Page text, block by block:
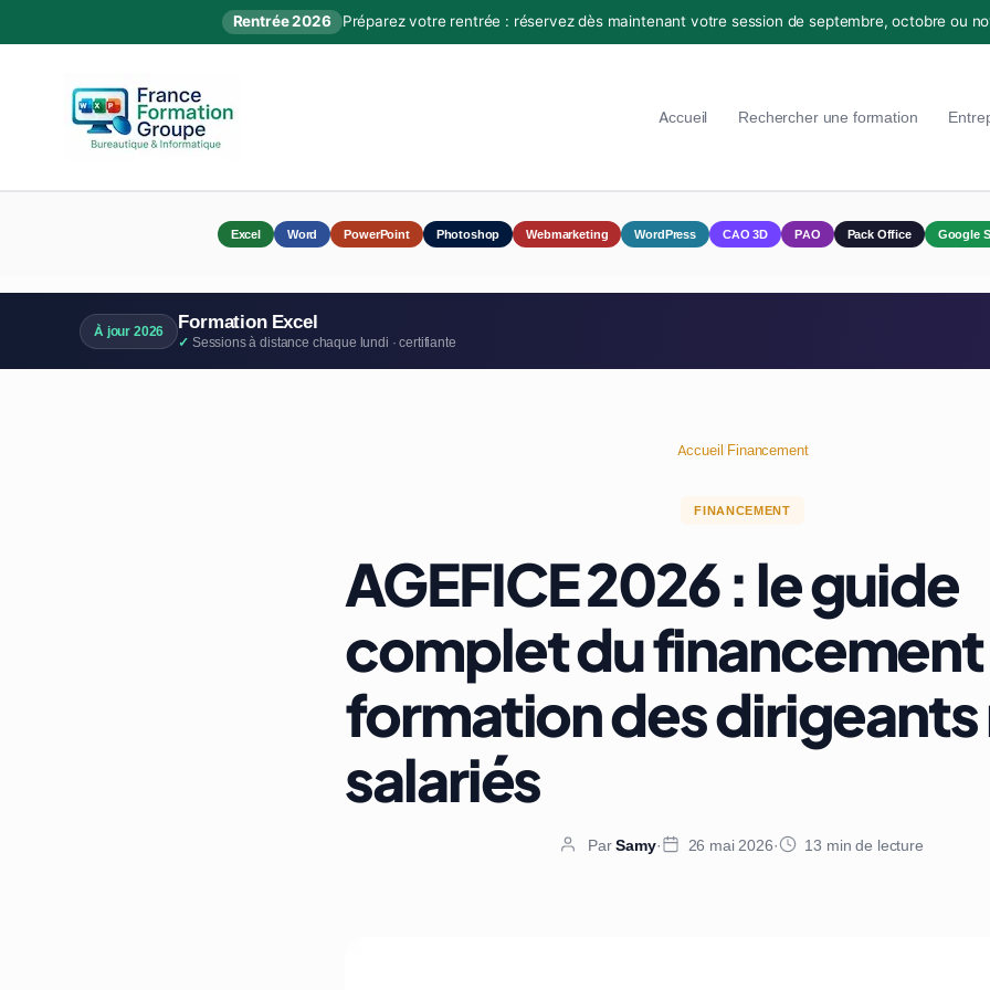
Rentrée 2026 Préparez votre rentrée : réservez dès maintenant votre session de septembre, octobre ou
Accueil Rechercher une formation
Excel Word PowerPoint Photoshop Webmarketing WordPress CAO 3D PAO Pack Office Google
À jour 2026 Formation Excel
Sessions à distance chaque lundi · certifiante
Accueil Financement
FINANCEMENT
AGEFICE 2026 : le guide
complet du financement
formation des dirigeants
salariés
ParSamy· 26 mai 2026· 13 min de lecture